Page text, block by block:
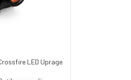
LED Uprage